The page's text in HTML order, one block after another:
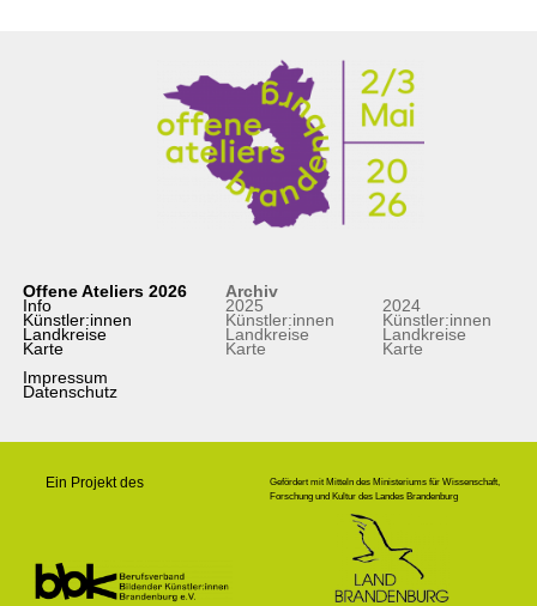
Offene Ateliers 2026
Info
Künstler:innen
Landkreise
Karte
Impressum
Datenschutz
Archiv
2025
Künstler:innen
Landkreise
Karte
2024
Künstler:innen
Landkreise
Karte
Ein Projekt des
Gefördert mit Mitteln des Ministeriums für Wissenschaft,
Forschung und Kultur des Landes Brandenburg